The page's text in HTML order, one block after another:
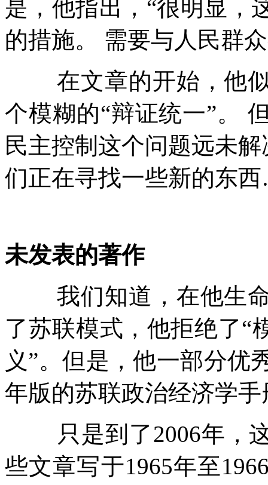
是，他指出， “很明显，
的措施。
需要与人民群
在文章的开始，他
个模糊的“辩证统一”。
民主控制这个问题远未解
们正在寻找一些新的东西
未发表的著作
我们知道，在他生
了苏联模式，他拒绝了“
义”。但是，他一部分优
年版的苏联政治经济学
只是到了2006年，
些文章写于1965年至